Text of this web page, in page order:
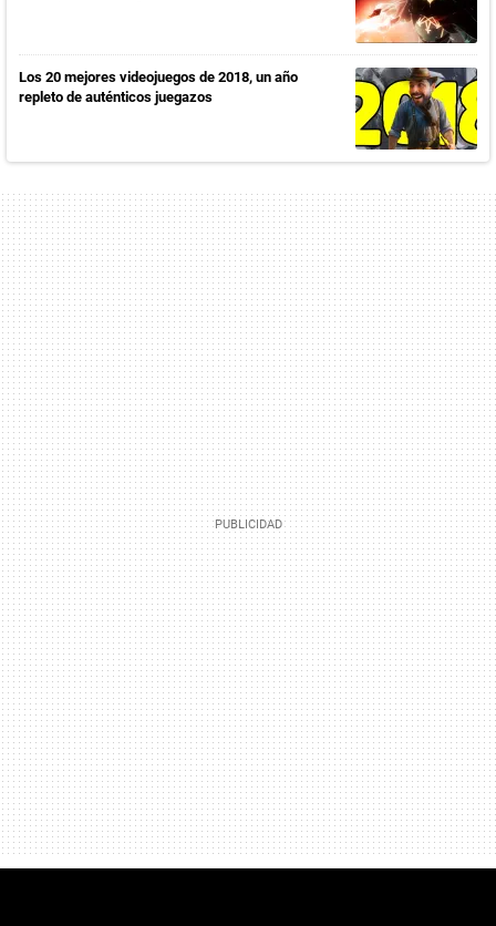
Los 20 mejores videojuegos de 2018, un año
repleto de auténticos juegazos